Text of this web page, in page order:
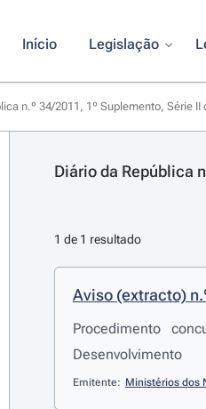
Início Legislação
n.º 34/2011, 1º Suplemento, Série II
Diário da República
1 de 1 resultado
Aviso (extracto)
Procedimento
Desenvolvimento
Emitente: Ministérios dos